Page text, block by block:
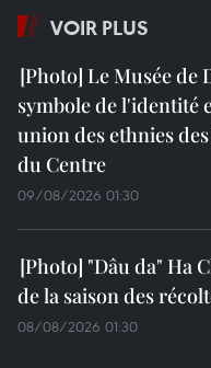
VOIR PLUS
Le Musée de
symbole de l'identité
union des ethnies
du Centre
09/08/2026 01:30
"Dâu da" Ha
de la saison des
08/08/2026 01:30